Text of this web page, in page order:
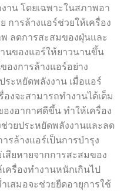
าน โดยเฉพาะในสภาพอา
การล้างแอร์ช่วยให้เครื่อง
ลดการสะสมของฝุ่นและ
นของแอร์ให้ยาวนานขึ้น
งการล้างแอร์อย่าง
ะหยัดพลังงาน เมื่อแอร์
งจะสามารถทำงานได้เต็ม
งอากาศดีขึ้น ทำให้เครื่อง
วยประหยัดพลังงานและลด
รล้างแอร์เป็นการบำรุง
สียหายจากการสะสมของ
ครื่องทำงานหนักเกินไป
เสมอจะช่วยยืดอายุการใช้